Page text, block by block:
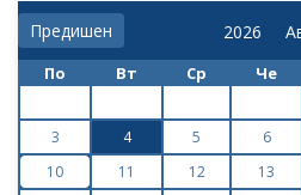
Предишен
По Вт Ср Че
3
4 5 6
10
11 12 13